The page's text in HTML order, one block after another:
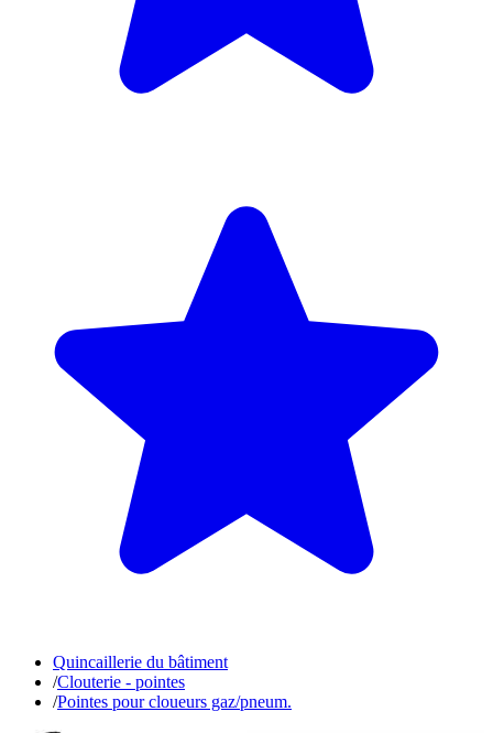
Quincaillerie du bâtiment
/Clouterie - pointes
/Pointes pour cloueurs gaz/pneum.